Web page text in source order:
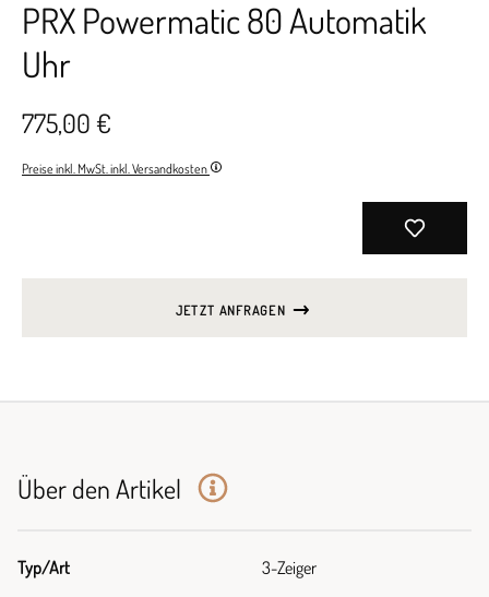
PRX Powermatic 80 Automatik
Uhr
775,00 €
Preise inkl. MwSt. inkl. Versandkosten
JETZT ANFRAGEN
Über den Artikel
Typ/Art 3-Zeiger